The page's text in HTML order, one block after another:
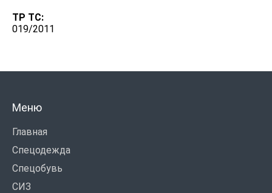
ТР ТС:
019/2011
Меню
Главная
Спецодежда
Спецобувь
СИЗ